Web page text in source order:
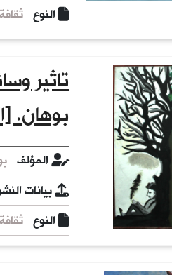
النوع
تاثير
بوهان.
المؤلف
بيانات
النوع